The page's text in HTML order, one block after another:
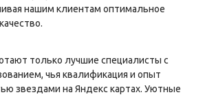
нашим клиентам оптимальное
только лучшие специалисты с
чья квалификация и опыт
звездами на Яндекс картах. Уютные